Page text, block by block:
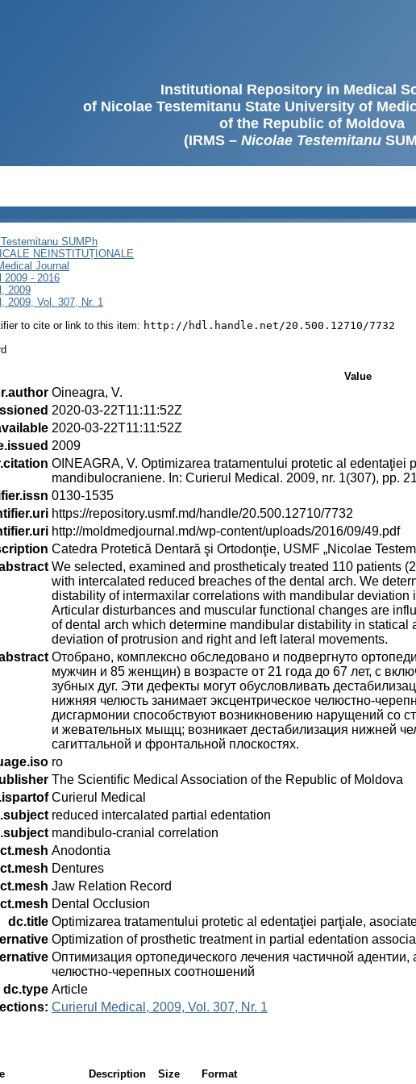
Institutional Repository in Medical
of Nicolae Testemitanu State University of
of the Republic of Moldova
(IRMS – Nicolae Testemitanu
SUMPh
NEINSTITUȚIONALE
Journal
2009 - 2016
2009
2009, Vol. 307, Nr. 1
to cite or link to this item: http://hdl.handle.net/20.500.12710/7732
Value
Oineagra, V.
2020-03-22T11:11:52Z
2020-03-22T11:11:52Z
2009
OINEAGRA, V. Optimizarea tratamentului protetic al edentaţiei
mandibulocraniene. In: Curierul Medical. 2009, nr. 1(307), pp.
0130-1535
https://repository.usmf.md/handle/20.500.12710/7732
http://moldmedjournal.md/wp-content/uploads/2016/09/49.pdf
Catedra Protetică Dentară şi Ortodonţie, USMF „Nicolae
We selected, examined and prostheticaly treated 110 patients
with intercalated reduced breaches of the dental arch. We
distability of intermaxilar correlations with mandibular
Articular disturbances and muscular functional changes are
of dental arch which determine mandibular distability in
deviation of protrusion and right and left lateral movements.
Отобрано, комплексно обследовано и подвергнуто
мужчин и 85 женщин) в возрасте от 21 года до 67 лет, с
зубных дуг. Эти дефекты могут обусловливать
нижняя челюсть занимает эксцентрическое челюстно-
дисгармонии способствуют возникновению нарущений со
и жевательных мыщц; возникает дестабилизация нижней
сагиттальной и фронтальной плоскостях.
ro
The Scientific Medical Association of the Republic of Moldova
Curierul Medical
reduced intercalated partial edentation
mandibulo-cranial correlation
Anodontia
Dentures
Jaw Relation Record
Dental Occlusion
dc.title Optimizarea tratamentului protetic al edentaţiei parţiale,
Optimization of prosthetic treatment in partial edentation
Оптимизация ортопедического лечения частичной
челюстно-черепных соотношений
dc.type Article
Curierul Medical, 2009, Vol. 307, Nr. 1
Description Size
Format